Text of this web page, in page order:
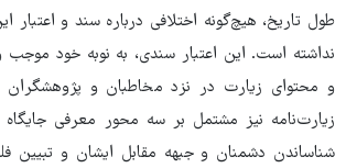
طول تاریخ، هیچ‌گونه اختلافی درباره سند و
نداشته است. این اعتبار سندی، به نوبه خود
و محتوای زیارت در نزد مخاطبان و
زیارت‌نامه نیز مشتمل بر سه محور معرفی
شناساندن دشمنان و جبهه مقابل ایشان و تبیین